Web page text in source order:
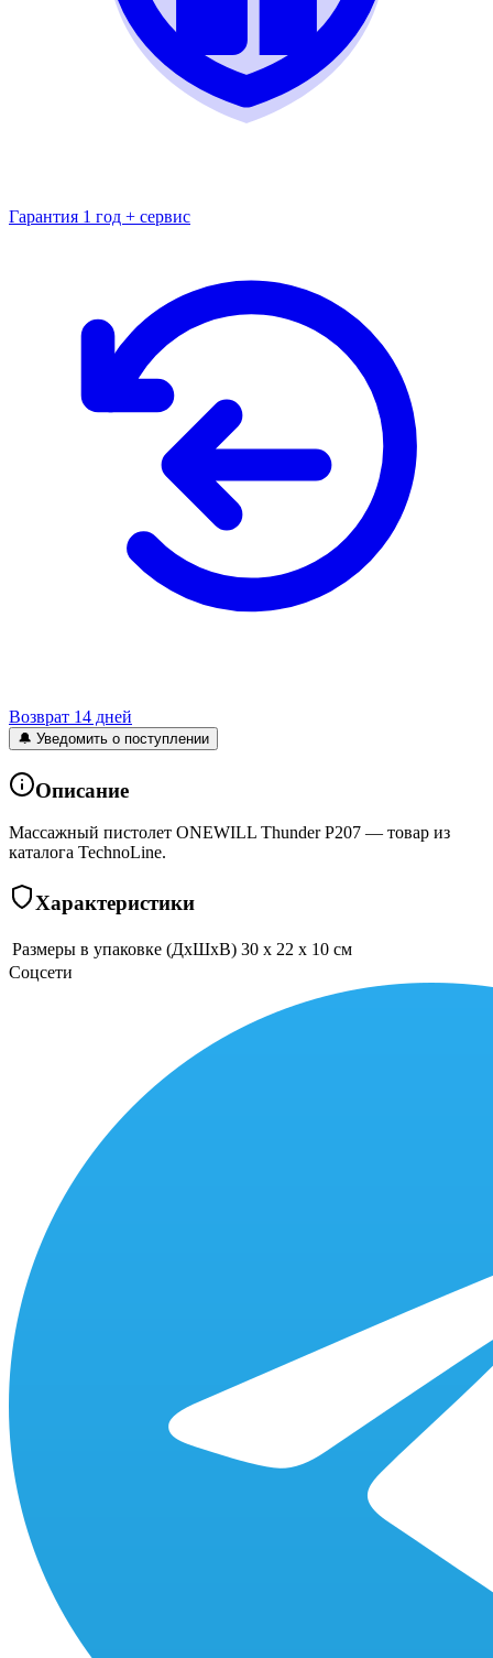
Гарантия 1 год + сервис
Возврат 14 дней
🔔 Уведомить о поступлении
Описание
Массажный пистолет ONEWILL Thunder P207 — товар из
каталога TechnoLine.
Характеристики
Размеры в упаковке (ДхШхВ) 30 x 22 x 10 см
Соцсети